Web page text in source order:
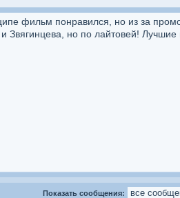
фильм понравился, но из за
Звягинцева, но по лайтовей!
Показать сообщения: